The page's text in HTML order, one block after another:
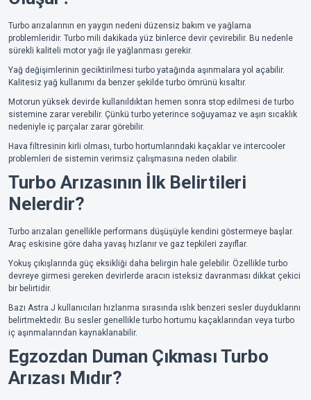
Turbo arızalarının en yaygın nedeni düzensiz bakım ve yağlama
problemleridir. Turbo mili dakikada yüz binlerce devir çevirebilir. Bu nedenle
sürekli kaliteli motor yağı ile yağlanması gerekir.
Yağ değişimlerinin geciktirilmesi turbo yatağında aşınmalara yol açabilir.
Kalitesiz yağ kullanımı da benzer şekilde turbo ömrünü kısaltır.
Motorun yüksek devirde kullanıldıktan hemen sonra stop edilmesi de turbo
sistemine zarar verebilir. Çünkü turbo yeterince soğuyamaz ve aşırı sıcaklık
nedeniyle iç parçalar zarar görebilir.
Hava filtresinin kirli olması, turbo hortumlarındaki kaçaklar ve intercooler
problemleri de sistemin verimsiz çalışmasına neden olabilir.
Turbo Arızasının İlk Belirtileri
Nelerdir?
Turbo arızaları genellikle performans düşüşüyle kendini göstermeye başlar.
Araç eskisine göre daha yavaş hızlanır ve gaz tepkileri zayıflar.
Yokuş çıkışlarında güç eksikliği daha belirgin hale gelebilir. Özellikle turbo
devreye girmesi gereken devirlerde aracın isteksiz davranması dikkat çekici
bir belirtidir.
Bazı Astra J kullanıcıları hızlanma sırasında ıslık benzeri sesler duyduklarını
belirtmektedir. Bu sesler genellikle turbo hortumu kaçaklarından veya turbo
iç aşınmalarından kaynaklanabilir.
Egzozdan Duman Çıkması Turbo
Arızası Mıdır?